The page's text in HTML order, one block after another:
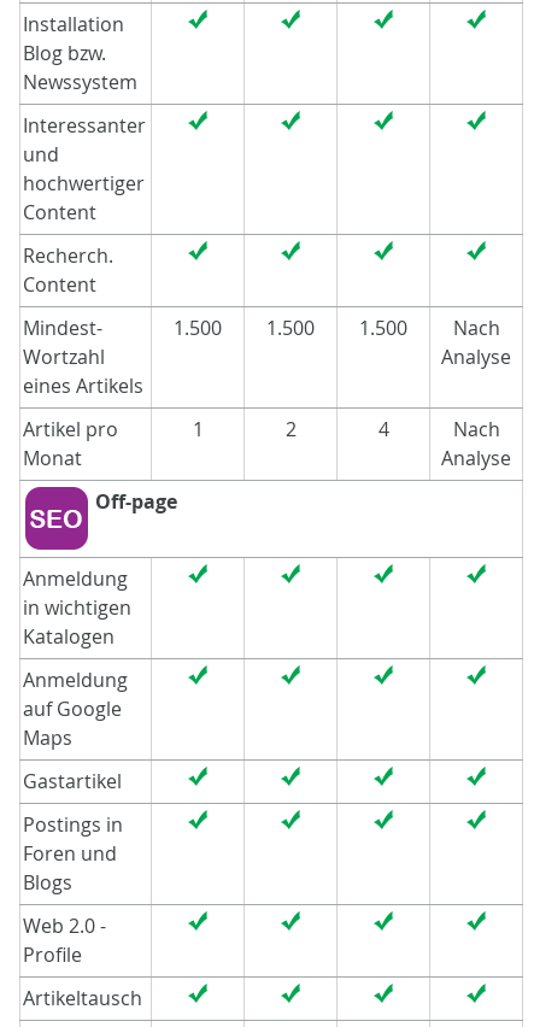
Installation
Blog bzw.
Newssystem
Interessanter
und
hochwertiger
Content
Recherch.
Content
Mindest-
Wortzahl
eines Artikels
1.500 1.500 1.500
Nach
Analyse
Artikel pro
Monat
1 2 4
Nach
Analyse
Off-page
Anmeldung
in wichtigen
Katalogen
Anmeldung
auf Google
Maps
Gastartikel
Postings in
Foren und
Blogs
Web 2.0 -
Profile
Artikeltausch